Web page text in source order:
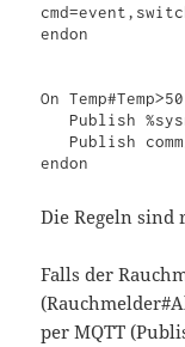
endon
On
Die Regeln sind
Falls der
per MQTT